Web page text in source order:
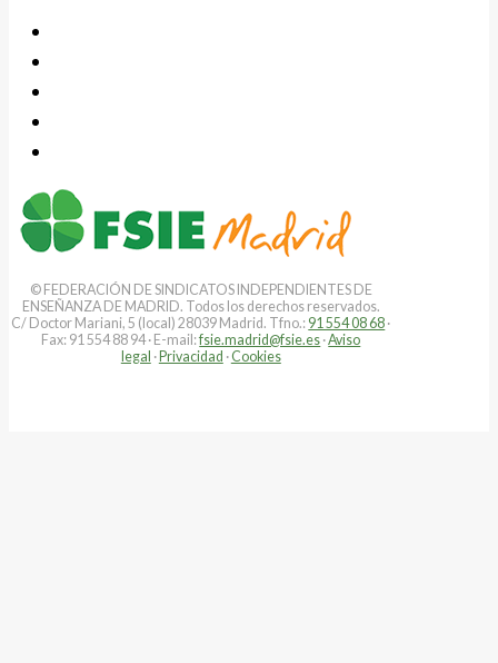
© FEDERACIÓN DE SINDICATOS INDEPENDIENTES DE
ENSEÑANZA DE MADRID. Todos los derechos reservados.
C/ Doctor Mariani, 5 (local) 28039 Madrid. Tfno.: 91 554 08 68 ·
Fax: 91 554 88 94 · E-mail:fsie.madrid@fsie.es ·Aviso
legal ·Privacidad · Cookies